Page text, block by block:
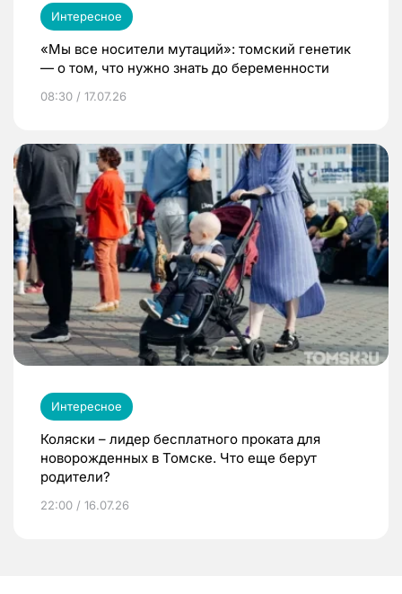
Интересное
«Мы все носители мутаций»: томский генетик
— о том, что нужно знать до беременности
08:30 / 17.07.26
Интересное
Коляски – лидер бесплатного проката для
новорожденных в Томске. Что еще берут
родители?
22:00 / 16.07.26